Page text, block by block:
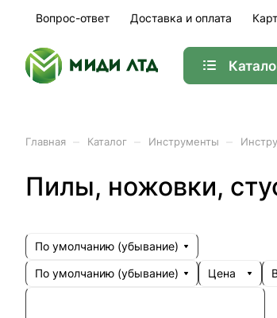
Вопрос-ответ Доставка и оплата
Главная Каталог Инструменты
Пилы, ножовки,
По умолчанию (убывание)
По умолчанию (убывание)
Цена